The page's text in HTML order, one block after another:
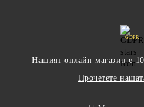
GDPR
Нашият онлайн магазин е
Прочетете